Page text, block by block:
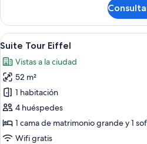
Prestige
Abrir
todas
las
fotos
de
Suite
Tour
Eiffel
7
Suite Tour Eiffel
Vistas a la ciudad
52 m²
1 habitación
4 huéspedes
1 cama de matrimonio grande y 1
Wifi gratis